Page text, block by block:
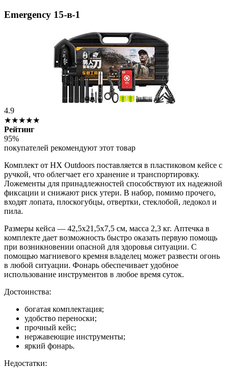
Emergency 15-в-1
4.9
★★★★★
Рейтинг
95%
покупателей рекомендуют этот товар
Комплект от HX Outdoors поставляется в пластиковом кейсе с
ручкой, что облегчает его хранение и транспортировку.
Ложементы для принадлежностей способствуют их надежной
фиксации и снижают риск утери. В набор, помимо прочего,
входят лопата, плоскогубцы, отвертки, стеклобой, ледокол и
пила.
Размеры кейса — 42,5х21,5х7,5 см, масса 2,3 кг. Аптечка в
комплекте дает возможность быстро оказать первую помощь
при возникновении опасной для здоровья ситуации. С
помощью магниевого кремня владелец может развести огонь
в любой ситуации. Фонарь обеспечивает удобное
использование инструментов в любое время суток.
Достоинства:
богатая комплектация;
удобство переноски;
прочный кейс;
нержавеющие инструменты;
яркий фонарь.
Недостатки: